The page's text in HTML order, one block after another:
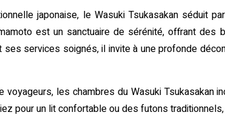
japonaise, le Wasuki Tsukasakan séduit
est un sanctuaire de sérénité, offrant
services soignés, il invite à une profonde
les chambres du Wasuki
pour un lit confortable ou des futons